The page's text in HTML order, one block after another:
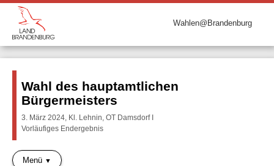
Wahlen@Brandenburg
Wahl des hauptamtlichen
Bürgermeisters
3. März 2024, Kl. Lehnin, OT Damsdorf I
Vorläufiges Endergebnis
Menü